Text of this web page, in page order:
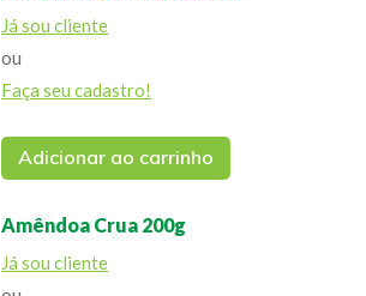
Já sou cliente
ou
Faça seu cadastro!
Adicionar ao carrinho
Amêndoa Crua 200g
Já sou cliente